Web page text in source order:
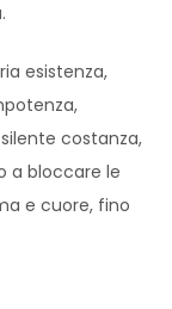
esistenza,
costanza,
a bloccare le
e cuore, fino